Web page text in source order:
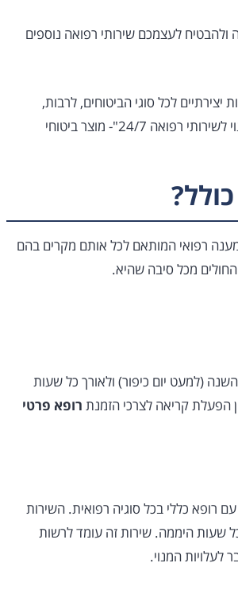
לעצמכם שירותי רפואה נוספים
יצירתיים לכל סוגי הביטוחים, לרבות,
. בתחום ביטוחי זה, אנו מעמידים לרשותכם "מנוי לשירותי רפואה 24/7"- מוצר ביטוחי
ליהנות ממענה רפואי המותאם לכל אותם מקרים בהם
מכל סיבה שהיא.
(למעט יום כיפור) ולאורך כל שעות
רופא פרטי
רופא כללי בכל סוגיה רפואית. השירות
שעות היממה. שירות זה עומד לרשות
המנוי.